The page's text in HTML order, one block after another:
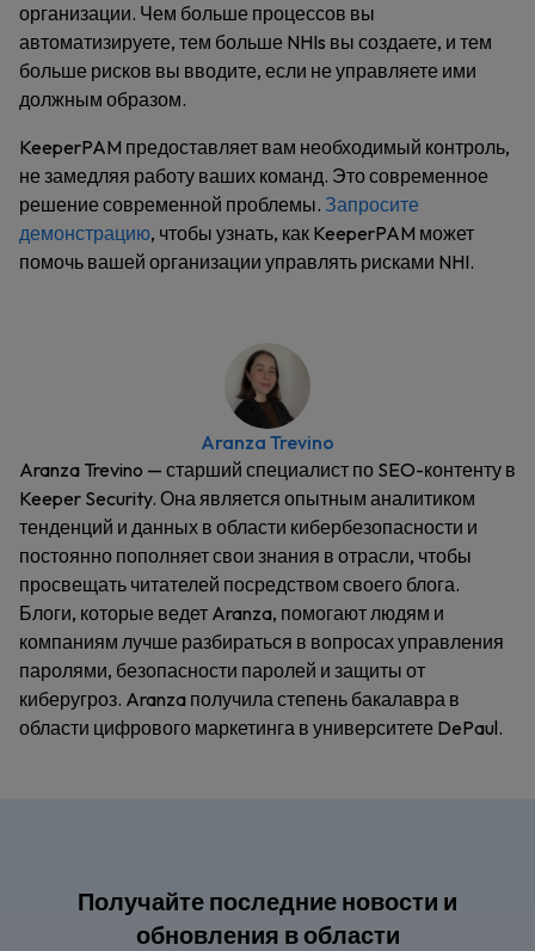
организации. Чем больше процессов вы
автоматизируете, тем больше NHIs вы создаете, и тем
больше рисков вы вводите, если не управляете ими
должным образом.
KeeperPAM предоставляет вам необходимый контроль,
не замедляя работу ваших команд. Это современное
решение современной проблемы. Запросите
демонстрацию, чтобы узнать, как KeeperPAM может
помочь вашей организации управлять рисками NHI.
Aranza Trevino
Aranza Trevino — старший специалист по SEO-контенту в
Keeper Security. Она является опытным аналитиком
тенденций и данных в области кибербезопасности и
постоянно пополняет свои знания в отрасли, чтобы
просвещать читателей посредством своего блога.
Блоги, которые ведет Aranza, помогают людям и
компаниям лучше разбираться в вопросах управления
паролями, безопасности паролей и защиты от
киберугроз. Aranza получила степень бакалавра в
области цифрового маркетинга в университете DePaul.
Получайте последние новости и
обновления в области